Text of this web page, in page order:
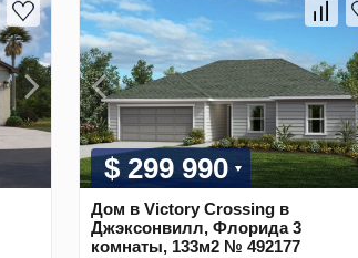
$ 299 990
Дом в Victory Crossing в
Джэксонвилл, Флорида 3
комнаты, 133м2 № 492177